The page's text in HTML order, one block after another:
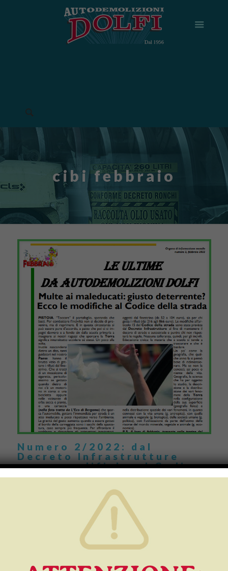
cibi febbraio
Numero 2/2022: dal
Decreto Infrastrutture
nuove modifiche al Codice
della Strada
Negli ultimi mesi il Codice della Strada ha subito un bel po’ di
modifiche, e molte di queste mirano a colpire l’inciviltà e a